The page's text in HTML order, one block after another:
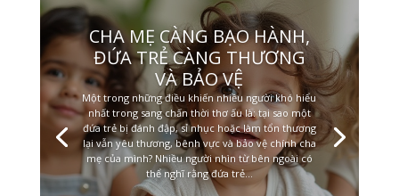
CHA MẸ CÀNG BẠO HÀNH,
ĐỨA TRẺ CÀNG THƯƠNG
VÀ BẢO VỆ
Một trong những điều khiến nhiều người khó hiểu
nhất trong sang chấn thời thơ ấu là: tại sao một
đứa trẻ bị đánh đập, sỉ nhục hoặc làm tổn thương
lại vẫn yêu thương, bênh vực và bảo vệ chính cha
mẹ của mình? Nhiều người nhìn từ bên ngoài có
thể nghĩ rằng đứa trẻ...